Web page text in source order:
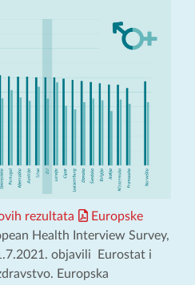
rezultata
Europske
Health Interview Survey,
objavili Eurostat i
Europska